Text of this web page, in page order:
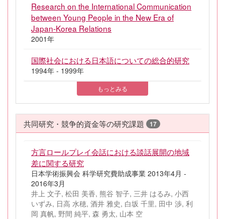
Research on the International Communication
between Young People in the New Era of
Japan-Korea Relations
2001年
国際社会における日本語についての総合的研究
1994年 - 1999年
もっとみる
共同研究・競争的資金等の研究課題 17
方言ロールプレイ会話における談話展開の地域
差に関する研究
日本学術振興会 科学研究費助成事業 2013年4月 -
2016年3月
井上 文子, 松田 美香, 熊谷 智子, 三井 はるみ, 小西
いずみ, 日高 水穂, 酒井 雅史, 白坂 千里, 田中 渉, 利
岡 真帆, 野間 純平, 森 勇太, 山本 空